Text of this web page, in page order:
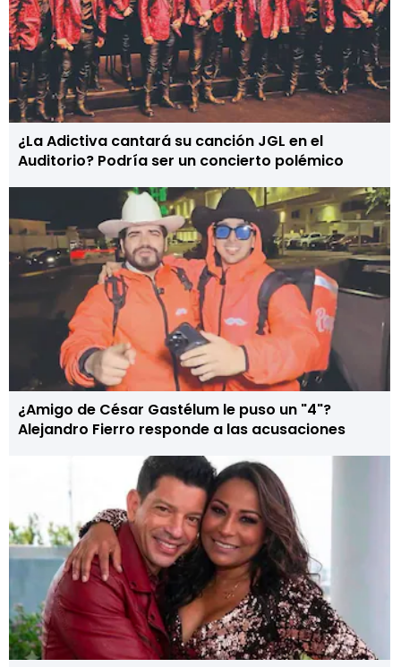
¿La Adictiva cantará su canción JGL en el
Auditorio? Podría ser un concierto polémico
¿Amigo de César Gastélum le puso un "4"?
Alejandro Fierro responde a las acusaciones